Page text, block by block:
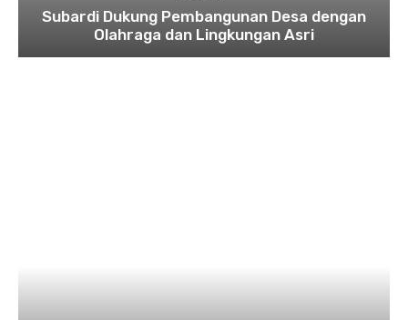
Subardi Dukung Pembangunan Desa dengan
Olahraga dan Lingkungan Asri